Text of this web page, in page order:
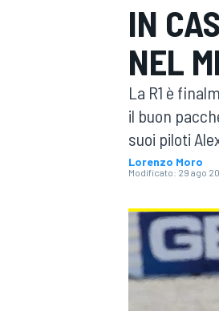
MOTOGP
IN
NEL
La R1 è
il buon
suoi piloti
Lorenzo Moro
Modificato: 29 ago